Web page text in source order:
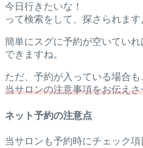
今日行きたいな！
って検索をして、探さられます
簡単にスグに予約が空いていれ
できますね。
ただ、予約が入っている場合
当サロンの注意事項をお伝え
ネット予約の注意点
当サロンも予約時にチェック